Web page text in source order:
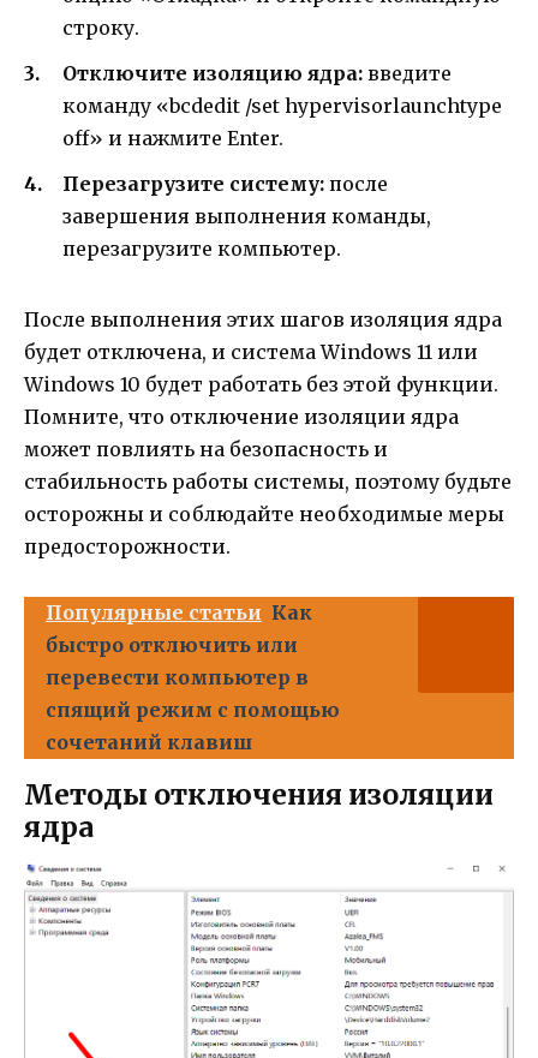
строку.
Отключите изоляцию ядра: введите
команду «bcdedit /set hypervisorlaunchtype
off» и нажмите Enter.
Перезагрузите систему: после
завершения выполнения команды,
перезагрузите компьютер.
После выполнения этих шагов изоляция ядра
будет отключена, и система Windows 11 или
Windows 10 будет работать без этой функции.
Помните, что отключение изоляции ядра
может повлиять на безопасность и
стабильность работы системы, поэтому будьте
осторожны и соблюдайте необходимые меры
предосторожности.
Популярные статьи Как
быстро отключить или
перевести компьютер в
спящий режим с помощью
сочетаний клавиш
Методы отключения изоляции
ядра